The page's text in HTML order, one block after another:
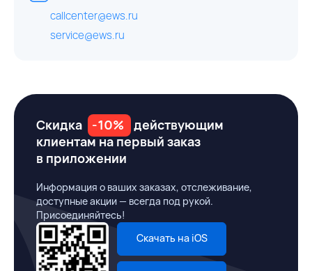
callcenter@ews.ru
service@ews.ru
Скидка -10%
действующим
клиентам на первый заказ
в приложении
Информация о ваших заказах, отслеживание,
доступные акции — всегда под рукой.
Присоединяйтесь!
Скачать на iOS